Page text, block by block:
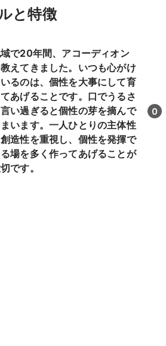
と特徴
で20年間、アコーディオン
えてきました。いつも心がけ
るのは、個性を大事にして育
あげることです。口でうるさ
言い過ぎると個性の芽を摘んで
います。一人ひとりの主体性
造性を重視し、個性を発揮で
場を多く作ってあげることが
です。
0